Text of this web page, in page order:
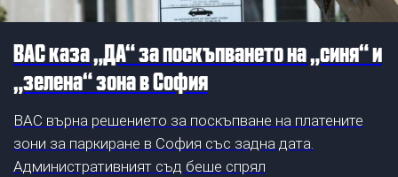
ВАС каза „ДА“ за поскъпването на „синя“ и
„зелена“ зона в София
ВАС върна решението за поскъпване на платените
зони за паркиране в София със задна дата.
Административният съд беше спрял